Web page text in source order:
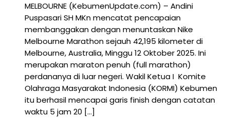
MELBOURNE (KebumenUpdate.com) – Andini
Puspasari SH MKn mencatat pencapaian
membanggakan dengan menuntaskan Nike
Melbourne Marathon sejauh 42,195 kilometer di
Melbourne, Australia, Minggu 12 Oktober 2025. Ini
merupakan maraton penuh (full marathon)
perdananya di luar negeri. Wakil Ketua I Komite
Olahraga Masyarakat Indonesia (KORMI) Kebumen
itu berhasil mencapai garis finish dengan catatan
waktu 5 jam 20 […]